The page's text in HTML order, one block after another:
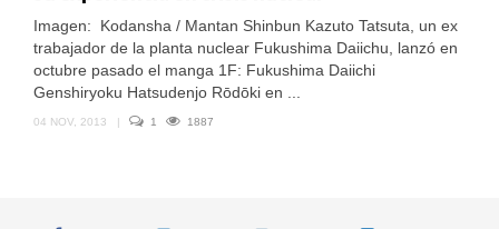
Imagen: Kodansha / Mantan Shinbun Kazuto Tatsuta, un ex
trabajador de la planta nuclear Fukushima Daiichu, lanzó en
octubre pasado el manga 1F: Fukushima Daiichi
Genshiryoku Hatsudenjo Rōdōki en ...
04 NOV, 2013 | 1 1887